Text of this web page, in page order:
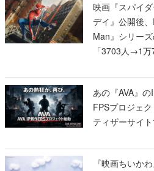
映画『スパイ
デイ』公開後
Man』シリー
「3703人→1
あの『AVA』
FPSプロジェ
ティザーサイ
『映画ちいか